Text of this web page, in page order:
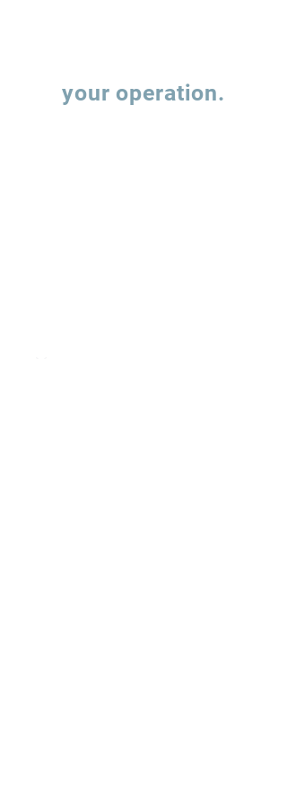
your operation.